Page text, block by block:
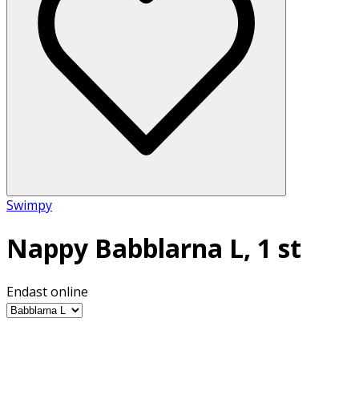
Swimpy
Nappy Babblarna L, 1 st
Endast online